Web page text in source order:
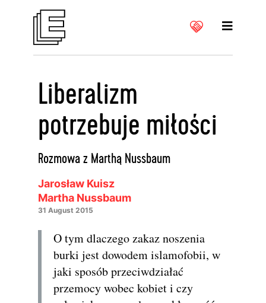
Liberalizm
potrzebuje miłości
Rozmowa z Marthą Nussbaum
Jarosław Kuisz
Martha Nussbaum
31 August 2015
O tym dlaczego zakaz noszenia
burki jest dowodem islamofobii, w
jaki sposób przeciwdziałać
przemocy wobec kobiet i czy